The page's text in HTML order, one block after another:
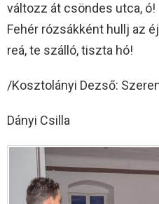
változz át csöndes utca, ó!
Fehér rózsákként hullj az
reá, te szálló, tiszta hó!
/Kosztolányi Dezső:
Dányi Csilla